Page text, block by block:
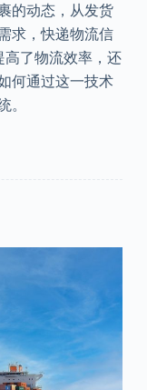
的动态，从发货
求，快递物流信
了物流效率，还
何通过这一技术
。